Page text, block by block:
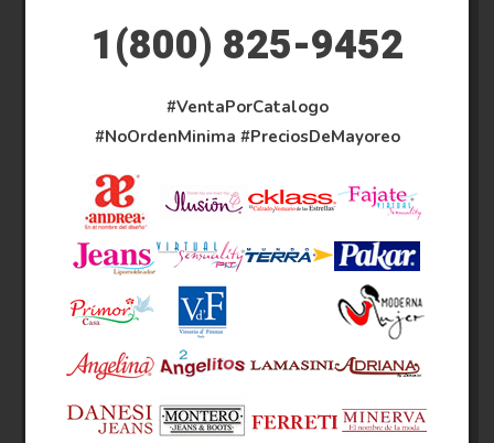
1(800) 825-9452
#VentaPorCatalogo
#NoOrdenMinima #PreciosDeMayoreo